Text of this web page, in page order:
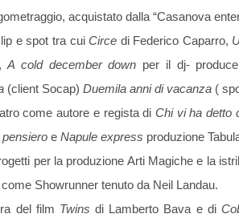
acquistato dalla “Casanova
e spot tra cuiCirce di Federico Caparro,
A cold december down per il dj-
(client Socap) Duemila anni di vacanza (
come autore e regista di Chi vi ha detto
e Napule express produzione
per la produzione Arti Magiche e la
Showrunner tenuto da Neil Landau.
del film Twins di Lamberto Bava e di